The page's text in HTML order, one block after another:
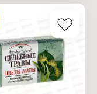
Nefis
Мыло
туалетное
Целебные
"Лаванда"
г